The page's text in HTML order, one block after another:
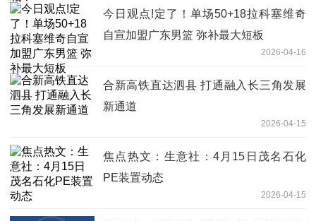
今日观点!定了！单场50+18拉科塞维奇
自宣加盟广东男篮 弥补最大短板
2026-04-16
合新高铁直达泗县 打通融入长三角发展
新通道
2026-04-15
焦点热文：生意社：4月15日茂名石化
PE装置动态
2026-04-15